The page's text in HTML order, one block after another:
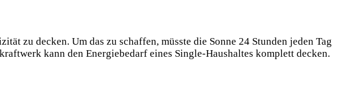
zu decken. Um das zu schaffen, müsste die Sonne 24 Stunden jeden Tag
kann den Energiebedarf eines Single-Haushaltes komplett decken.